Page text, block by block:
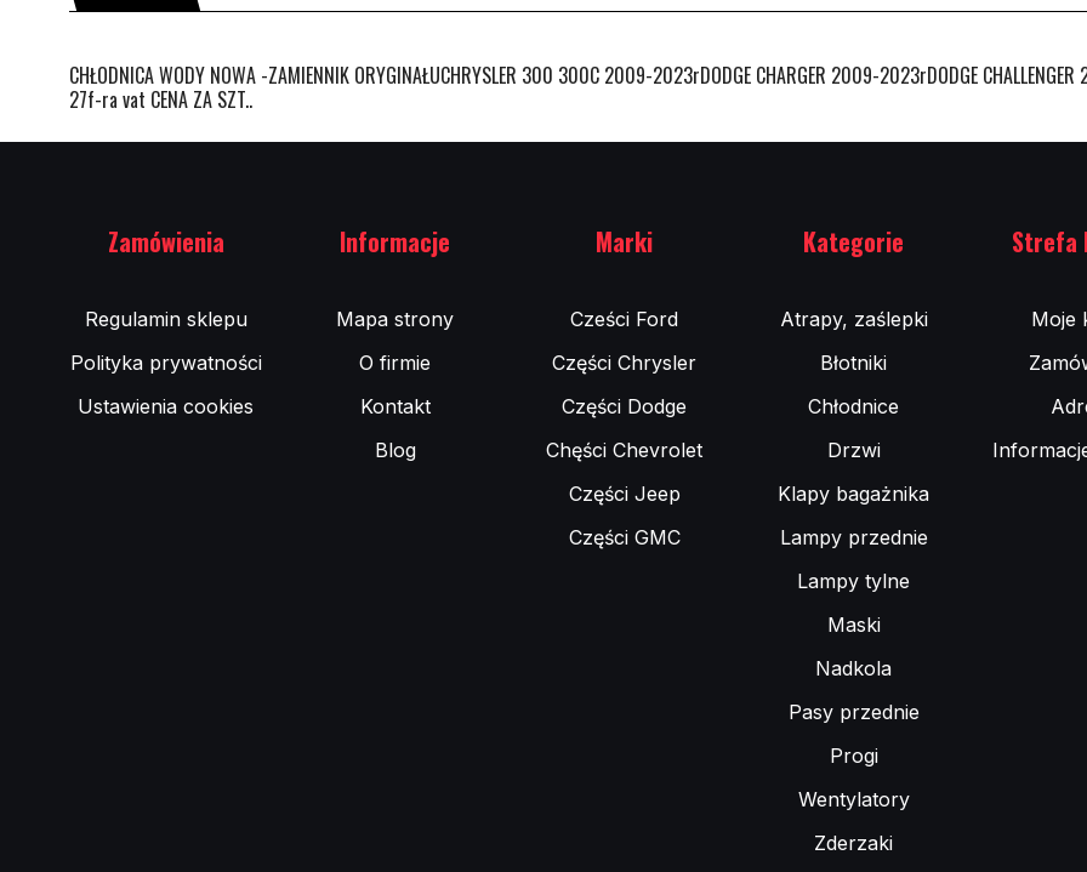
CHŁODNICA WODY NOWA -ZAMIENNIK ORYGINAŁUCHRYSLER 300 300C 2009-2023rDODGE CHARGER 2009-2023rDODGE
27f-ra vat CENA ZA SZT..
Zamówienia
Regulamin sklepu
Polityka prywatności
Ustawienia cookies
Informacje
Mapa strony
O firmie
Kontakt
Blog
Marki
Cześci Ford
Części Chrysler
Części Dodge
Chęści Chevrolet
Części Jeep
Części GMC
Kategorie
Atrapy, zaślepki
Błotniki
Chłodnice
Drzwi
Klapy bagażnika
Lampy przednie
Lampy tylne
Maski
Nadkola
Pasy przednie
Progi
Wentylatory
Zderzaki
Strefa
Moje